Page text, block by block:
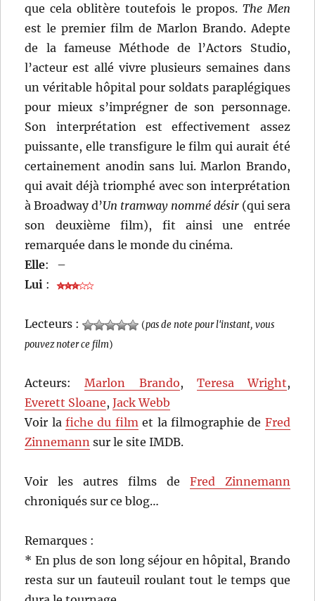
que cela oblitère toutefois le propos. The Men
est le premier film de Marlon Brando. Adepte
de la fameuse Méthode de l’Actors Studio,
l’acteur est allé vivre plusieurs semaines dans
un véritable hôpital pour soldats paraplégiques
pour mieux s’imprégner de son personnage.
Son interprétation est effectivement assez
puissante, elle transfigure le film qui aurait été
certainement anodin sans lui. Marlon Brando,
qui avait déjà triomphé avec son interprétation
à Broadway d’Un tramway nommé désir(qui sera
son deuxième film), fit ainsi une entrée
remarquée dans le monde du cinéma.
Elle:
–
Lui :
Lecteurs : (pas de note pour l'instant, vous
pouvez noter ce film)
Acteurs:Marlon Brando, Teresa Wright,
Everett Sloane,Jack Webb
Voir lafiche du film et la filmographie de Fred
Zinnemann sur le site IMDB.
Voir les autres films de Fred Zinnemann
chroniqués sur ce blog…
Remarques :
* En plus de son long séjour en hôpital, Brando
resta sur un fauteuil roulant tout le temps que